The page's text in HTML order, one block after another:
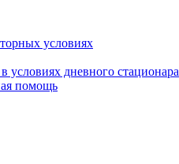
условиях
условиях дневного стационара
помощь